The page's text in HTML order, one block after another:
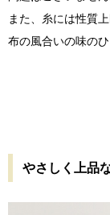
また、糸には性質
布の風合いの味の
やさしく上品